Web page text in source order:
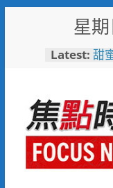
星
Latest: 甜
樂
憶
「
雄
「